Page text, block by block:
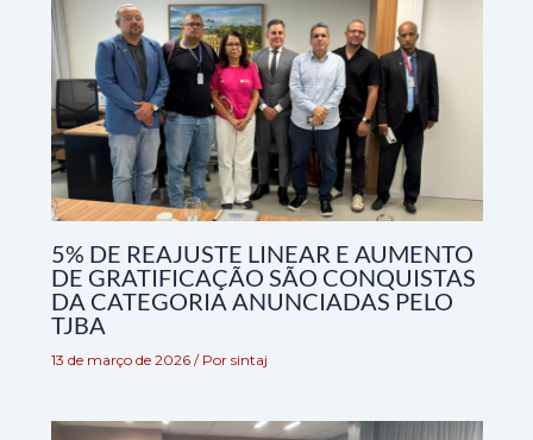
5% DE REAJUSTE LINEAR E AUMENTO
DE GRATIFICAÇÃO SÃO CONQUISTAS
DA CATEGORIA ANUNCIADAS PELO
TJBA
13 de março de 2026 / Por sintaj